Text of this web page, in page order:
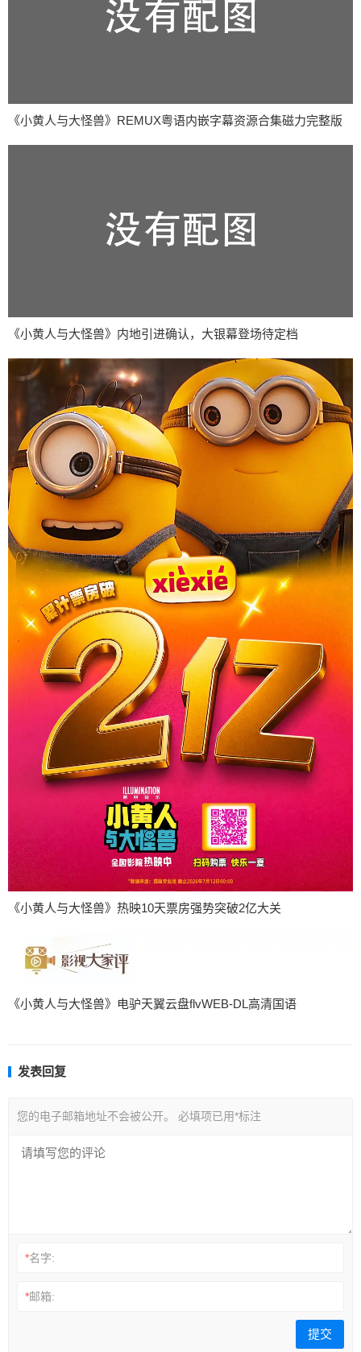
《小黄人与大怪兽》REMUX粤语内嵌字幕资源合集磁力完整版
《小黄人与大怪兽》内地引进确认，大银幕登场待定档
《小黄人与大怪兽》热映10天票房强势突破2亿大关
《小黄人与大怪兽》电驴天翼云盘flvWEB-DL高清国语
发表回复
您的电子邮箱地址不会被公开。 必填项已用*标注
*名字:
*邮箱: